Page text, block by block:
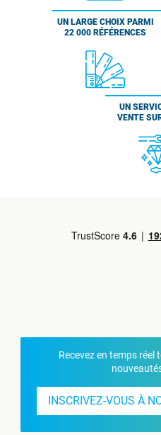
UN LARGE CHOIX PARMI
22 000 RÉFÉRENCES
UN
VENTE
Recevez en temps
INSCRIVEZ-VOUS À